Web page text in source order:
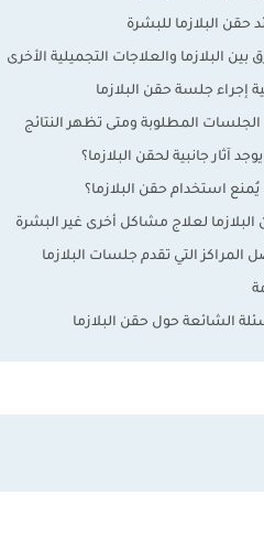
حقن البلازما للبشرة
بين البلازما والعلاجات التجميلية الأخرى
إجراء جلسة حقن البلازما
الجلسات المطلوبة ومتى تظهر النتائج
آثار جانبية لحقن البلازما؟
يُمنع استخدام حقن البلازما؟
البلازما لعلاج مشاكل أخرى غير البشرة
المراكز التي تقدم جلسات البلازما
الشائعة حول حقن البلازما